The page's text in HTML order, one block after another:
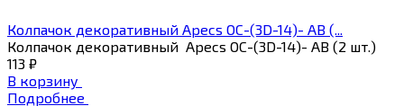
Колпачок декоративный Apecs ОС-(3D-14)- АВ (...
Колпачок декоративный Apecs ОС-(3D-14)- АВ (2 шт.)
113 ₽
В корзину
Подробнее